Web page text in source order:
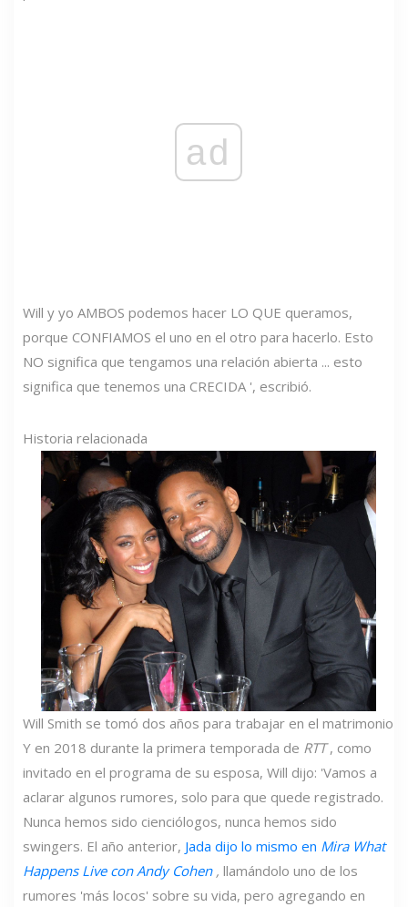
ad
Will y yo AMBOS podemos hacer LO QUE queramos,
porque CONFIAMOS el uno en el otro para hacerlo. Esto
NO significa que tengamos una relación abierta ... esto
significa que tenemos una CRECIDA ', escribió.
Historia relacionada
Will Smith se tomó dos años para trabajar en el matrimonio
Y en 2018 durante la primera temporada de RTT, como
invitado en el programa de su esposa, Will dijo: 'Vamos a
aclarar algunos rumores, solo para que quede registrado.
Nunca hemos sido cienciólogos, nunca hemos sido
swingers. El año anterior, Jada dijo lo mismo en Mira What
Happens Live con Andy Cohen, llamándolo uno de los
rumores 'más locos' sobre su vida, pero agregando en